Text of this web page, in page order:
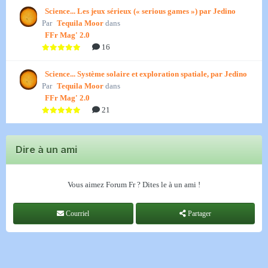
Science... Les jeux sérieux (« serious games ») par Jedino
Par Tequila Moor dans
FFr Mag' 2.0
16
Science... Système solaire et exploration spatiale, par Jedino
Par Tequila Moor dans
FFr Mag' 2.0
21
Dire à un ami
Vous aimez Forum Fr ? Dites le à un ami !
Courriel Partager